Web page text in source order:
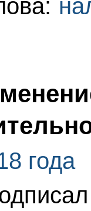
года